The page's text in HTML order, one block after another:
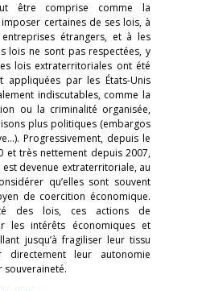
être comprise comme la
certaines de ses lois, à
étrangers, et à les
lois ne sont pas respectées, y
lois extraterritoriales ont été
appliquées par les États-Unis
indiscutables, comme la
ou la criminalité organisée,
plus politiques (embargos
Progressivement, depuis le
et très nettement depuis 2007,
devenue extraterritoriale, au
qu’elles sont souvent
de coercition économique.
des lois, ces actions de
les intérêts économiques et
jusqu’à fragiliser leur tissu
directement leur autonomie
souveraineté.